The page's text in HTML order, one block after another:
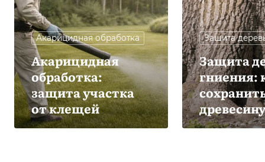
Акарицидная обработка
Акарицидная
обработка:
защита участка
от клещей
Защита
Защита
гниения:
древесину